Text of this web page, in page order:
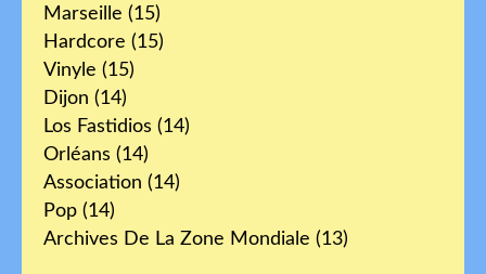
Marseille (15)
Hardcore (15)
Vinyle (15)
Dijon (14)
Los Fastidios (14)
Orléans (14)
Association (14)
Pop (14)
Archives De La Zone Mondiale (13)